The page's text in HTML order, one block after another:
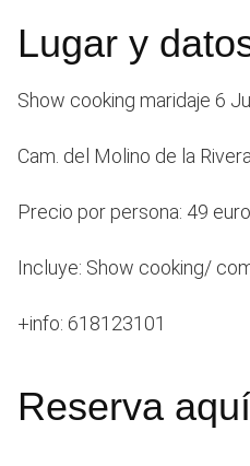
Lugar y
Show cooking maridaje 6
Cam. del Molino de la
Precio por persona: 49
Incluye: Show cooking/
+info: 618123101
Reserva